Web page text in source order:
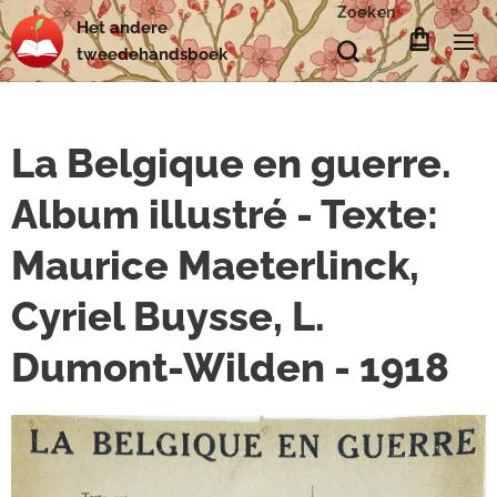
Hetandere
tweedehandsboek
Zoeken
La Belgique en guerre.
Album illustré - Texte:
Maurice Maeterlinck,
Cyriel Buysse, L.
Dumont-Wilden - 1918